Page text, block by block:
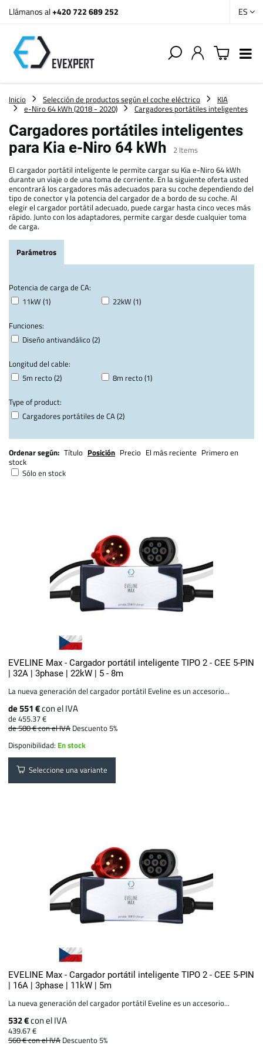
Llámanos al+420 722 689 252 ES
Inicio Selección de productos según el coche eléctrico
KIA
e-Niro 64 kWh (2018 - 2020)
Cargadores portátiles inteligentes
Cargadores portátiles inteligentes
para Kia e-Niro 64 kWh
2 Items
El cargador portátil inteligente le permite cargar su Kia e-Niro 64 kWh
durante un viaje o de una toma de corriente. En la siguiente oferta usted
encontrará los cargadores más adecuados para su coche dependiendo del
tipo de conector y la potencia del cargador de a bordo de su coche. Al
elegir el cargador portátil adecuado, puede cargar hasta cinco veces más
rápido. Junto con los adaptadores, permite cargar desde cualquier toma
de carga.
Parámetros
Potencia de carga de CA:
11kW (1)
22kW (1)
Funciones:
Diseño antivandálico (2)
Longitud del cable:
5m recto (2)
8m recto (1)
Type of product:
Cargadores portátiles de CA (2)
Ordenar según: Título Posición Precio El más reciente Primero en
stock
Sólo en stock
EVELINE Max - Cargador portátil inteligente TIPO 2 - CEE 5-PIN
| 32A | 3phase | 22kW | 5 - 8m
La nueva generación del cargador portátil Eveline es un accesorio...
de 551 €con el IVA
de 455.37 €
de 580 €con el IVA Descuento 5%
Disponibilidad: En stock
Seleccione una variante
EVELINE Max - Cargador portátil inteligente TIPO 2 - CEE 5-PIN
| 16A | 3phase | 11kW | 5m
La nueva generación del cargador portátil Eveline es un accesorio...
532 €con el IVA
439.67 €
560 €con el IVA Descuento 5%